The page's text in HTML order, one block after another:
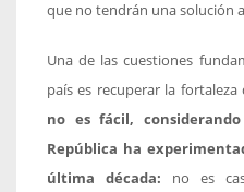
que no tendrán una solución
Una de las cuestiones
país es recuperar la
no es fácil,
República ha
última década: no es